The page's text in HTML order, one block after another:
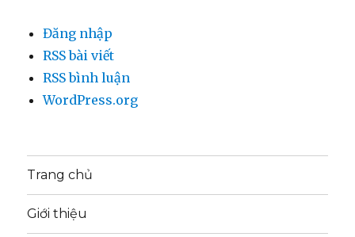
Đăng nhập
RSS bài viết
RSS bình luận
WordPress.org
Trang chủ
Giới thiệu